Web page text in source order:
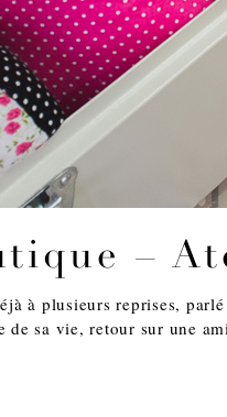
–
à plusieurs reprises,
de sa vie, retour sur une